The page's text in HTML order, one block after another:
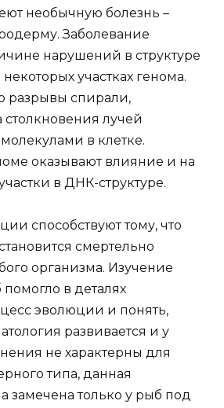
необычную болезнь –
Заболевание
нарушений в структуре
участках генома.
разрывы спирали,
лучей
в клетке.
оказывают влияние и на
в ДНК-структуре.
способствуют тому, что
смертельно
организма. Изучение
в деталях
эволюции и понять,
развивается и у
не характерны для
типа, данная
замечена только у рыб под